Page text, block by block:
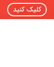
کلیک کنید